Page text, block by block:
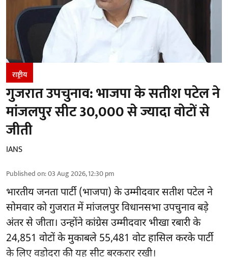
राष्ट्रीय
गुजरात उपचुनाव: भाजपा के सतीश पटेल ने
मांजलपुर सीट 30,000 से ज्यादा वोटों से
जीती
IANS
Published on:03 Aug 2026, 12:30 pm
भारतीय जनता पार्टी (भाजपा) के उम्मीदवार सतीश पटेल ने
सोमवार को गुजरात में मांजलपुरविधानसभा उपचुनावबड़े
अंतर से जीता। उन्होंने कांग्रेस उम्मीदवार भीखा रबारी के
24,851 वोटों के मुकाबले 55,481 वोट हासिल करके पार्टी
के लिए वडोदरा की यह सीट बरकरार रखी।